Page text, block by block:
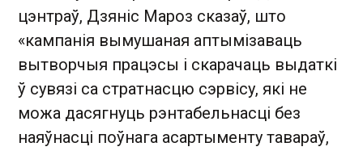
цэнтраў, Дзяніс Мароз сказаў, што
«кампанія вымушаная аптымізаваць
вытворчыя працэсы і скарачаць выдаткі
ў сувязі са стратнасцю сэрвісу, які не
можа дасягнуць рэнтабельнасці без
наяўнасці поўнага асартыменту тавараў,